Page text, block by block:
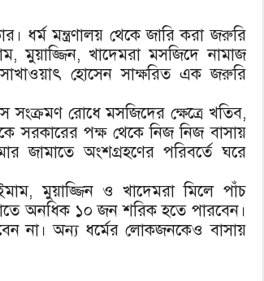
ধর্ম মন্ত্রণালয় থেকে জারি করা জরুরি
মুয়াজ্জিন, খাদেমরা মসজিদে নামাজ
হোসেন সাক্ষরিত এক জরুরি
সংক্রমণ রোধে মসজিদের ক্ষেত্রে খতিব,
সরকারের পক্ষ থেকে নিজ নিজ বাসায়
জামাতে অংশগ্রহণের পরিবর্তে ঘরে
মুয়াজ্জিন ও খাদেমরা মিলে পাঁচ
অনধিক ১০ জন শরিক হতে পারবেন।
না। অন্য ধর্মের লোকজনকেও বাসায়